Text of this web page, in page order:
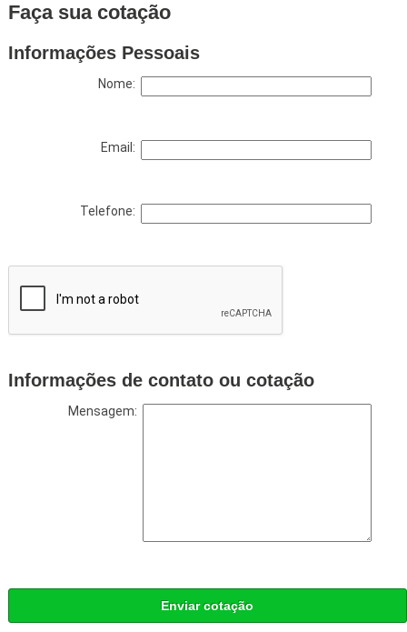
Faça sua cotação
Informações Pessoais
Nome:
Email:
Telefone:
Informações de contato ou cotação
Mensagem:
Enviar cotação